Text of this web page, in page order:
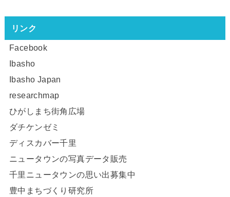
リンク
Facebook
Ibasho
Ibasho Japan
researchmap
ひがしまち街角広場
ダチケンゼミ
ディスカバー千里
ニュータウンの写真データ販売
千里ニュータウンの思い出募集中
豊中まちづくり研究所